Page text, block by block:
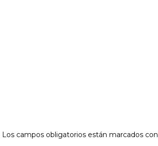
Los campos obligatorios están marcados con